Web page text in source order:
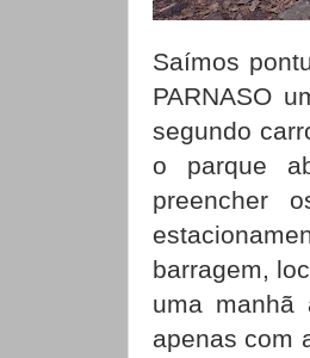
Saímos
PARNASO
segundo
o parque
preencher
barragem,
uma manhã
apenas com